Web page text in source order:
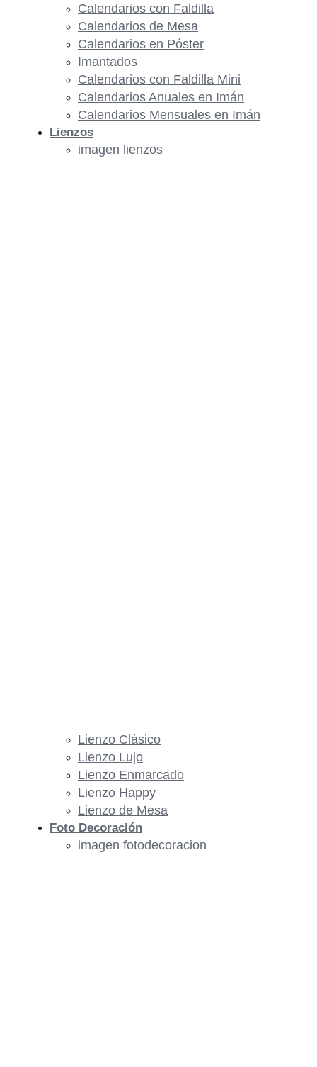
Calendarios con Faldilla
Calendarios de Mesa
Calendarios en Póster
Imantados
Calendarios con Faldilla Mini
Calendarios Anuales en Imán
Calendarios Mensuales en Imán
Lienzos
imagen lienzos
Lienzo Clásico
Lienzo Lujo
Lienzo Enmarcado
Lienzo Happy
Lienzo de Mesa
Foto Decoración
imagen fotodecoracion